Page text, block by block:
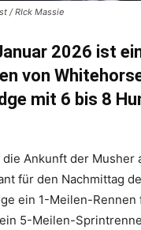
/ RIck Massie
2026 ist
von
mit 6 bis 8
die Ankunft der Musher
für den Nachmittag
ein 1-Meilen-Rennen
5-Meilen-